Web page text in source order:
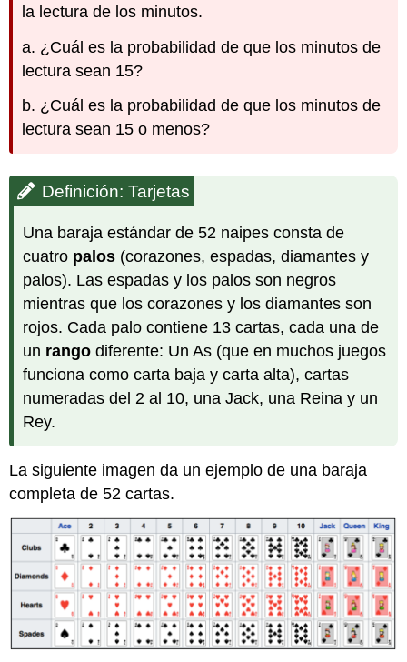
la lectura de los minutos.
a. ¿Cuál es la probabilidad de que los minutos de
lectura sean 15?
b. ¿Cuál es la probabilidad de que los minutos de
lectura sean 15 o menos?
Definición: Tarjetas
Una baraja estándar de 52 naipes consta de
cuatro palos (corazones, espadas, diamantes y
palos). Las espadas y los palos son negros
mientras que los corazones y los diamantes son
rojos. Cada palo contiene 13 cartas, cada una de
un rango diferente: Un As (que en muchos juegos
funciona como carta baja y carta alta), cartas
numeradas del 2 al 10, una Jack, una Reina y un
Rey.
La siguiente imagen da un ejemplo de una baraja
completa de 52 cartas.